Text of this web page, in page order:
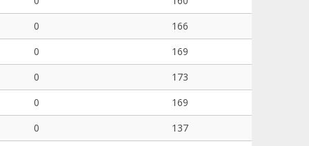
0
166
0
169
0
173
0
169
0
137